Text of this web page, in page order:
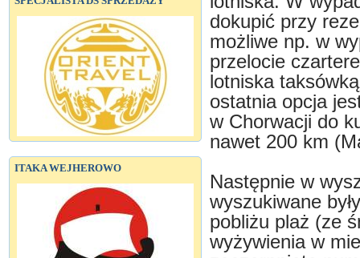
ITAKA WEJHEROWO
dokupić przy
możliwe np. w
przelocie
lotniska
ostatnia opcja
w Chorwacji do
nawet 200 km
Następnie w
wyszukiwane
pobliżu plaż (ze
wyżywienia w